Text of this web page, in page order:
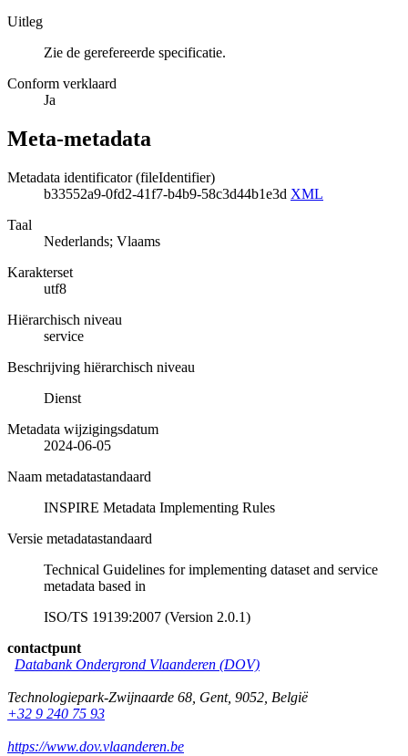
Uitleg
Zie de gerefereerde specificatie.
Conform verklaard
Ja
Meta-metadata
Metadata identificator (fileIdentifier)
b33552a9-0fd2-41f7-b4b9-58c3d44b1e3d XML
Taal
Nederlands; Vlaams
Karakterset
utf8
Hiërarchisch niveau
service
Beschrijving hiërarchisch niveau
Dienst
Metadata wijzigingsdatum
2024-06-05
Naam metadatastandaard
INSPIRE Metadata Implementing Rules
Versie metadatastandaard
Technical Guidelines for implementing dataset and service
metadata based in
ISO/TS 19139:2007 (Version 2.0.1)
contactpunt
Databank Ondergrond Vlaanderen (DOV)
Technologiepark-Zwijnaarde 68 Gent, 9052 België
+32 9 240 75 93
https://www.dov.vlaanderen.be